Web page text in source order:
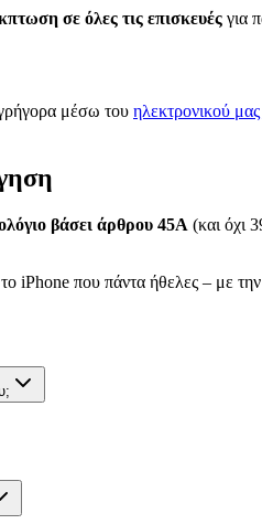
σε όλες τις επισκευές για
μέσω του ηλεκτρονικού
βάσει άρθρου 45Α (και όχι
iPhone που πάντα ήθελες – με την